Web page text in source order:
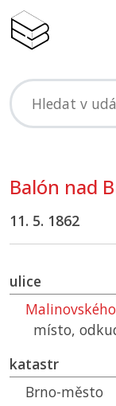
Balón nad
11. 5. 1862
ulice
místo,
katastr
Brno-město